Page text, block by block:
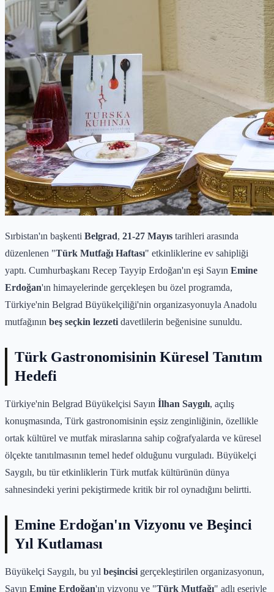
Sırbistan'ın başkenti Belgrad, 21-27 Mayıs tarihleri arasında
düzenlenen "Türk Mutfağı Haftası" etkinliklerine ev sahipliği
yaptı. Cumhurbaşkanı Recep Tayyip Erdoğan'ın eşi Sayın Emine
Erdoğan'ın himayelerinde gerçekleşen bu özel programda,
Türkiye'nin Belgrad Büyükelçiliği'nin organizasyonuyla Anadolu
mutfağının beş seçkin lezzeti davetlilerin beğenisine sunuldu.
Türk Gastronomisinin Küresel Tanıtım
Hedefi
Türkiye'nin Belgrad Büyükelçisi Sayın İlhan Saygılı, açılış
konuşmasında, Türk gastronomisinin eşsiz zenginliğinin, özellikle
ortak kültürel ve mutfak miraslarına sahip coğrafyalarda ve küresel
ölçekte tanıtılmasının temel hedef olduğunu vurguladı. Büyükelçi
Saygılı, bu tür etkinliklerin Türk mutfak kültürünün dünya
sahnesindeki yerini pekiştirmede kritik bir rol oynadığını belirtti.
Emine Erdoğan'ın Vizyonu ve Beşinci
Yıl Kutlaması
Büyükelçi Saygılı, bu yıl beşincisi gerçekleştirilen organizasyonun,
Sayın Emine Erdoğan'ın vizyonu ve "Türk Mutfağı" adlı eseriyle